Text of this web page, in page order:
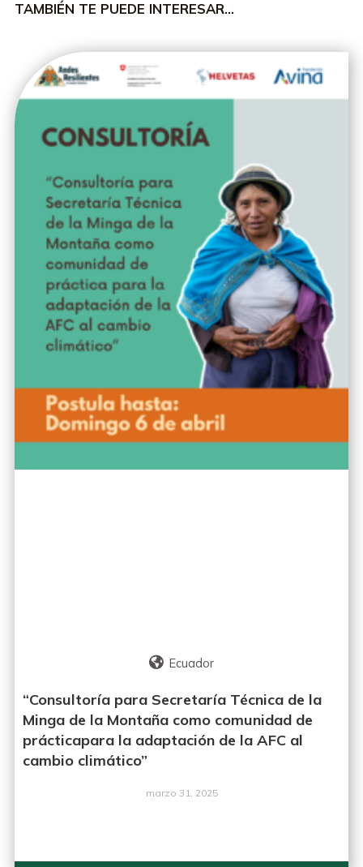
TAMBIÉN TE PUEDE INTERESAR…
Ecuador
“Consultoría para Secretaría Técnica de la
Minga de la Montaña como comunidad de
prácticapara la adaptación de la AFC al
cambio climático”
marzo 31, 2025